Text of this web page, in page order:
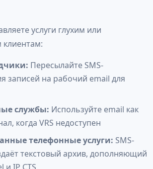
услуги глухим или
Пересылайте SMS-
записей на рабочий email для
службы: Используйте email как
когда VRS недоступен
телефонные услуги: SMS-
текстовый архив, дополняющий